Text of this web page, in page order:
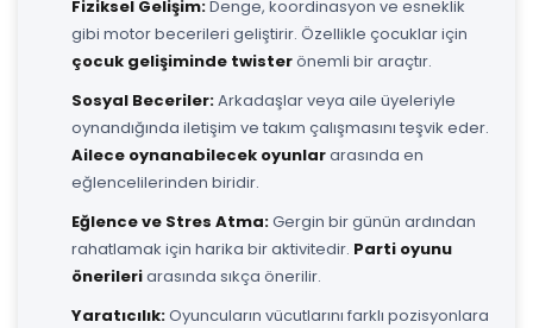
Fiziksel Gelişim:Denge, koordinasyon ve esneklik
gibi motor becerileri geliştirir. Özellikle çocuklar için
çocuk gelişiminde twisterönemli bir araçtır.
Sosyal Beceriler:Arkadaşlar veya aile üyeleriyle
oynandığında iletişim ve takım çalışmasını teşvik eder.
Ailece oynanabilecek oyunlararasında en
eğlencelilerinden biridir.
Eğlence ve Stres Atma:Gergin bir günün ardından
rahatlamak için harika bir aktivitedir. Parti oyunu
önerileriarasında sıkça önerilir.
Yaratıcılık:Oyuncuların vücutlarını farklı pozisyonlara